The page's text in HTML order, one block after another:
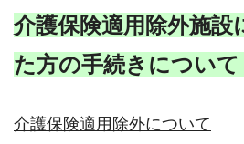
介護保険適用除外施設
た方の手続きについて
介護保険適用除外について